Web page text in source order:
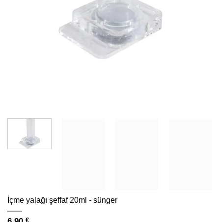
İçme yalağı şeffaf 20ml - sünger
€